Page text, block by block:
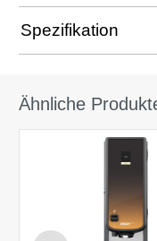
Spezifikation
Ähnliche